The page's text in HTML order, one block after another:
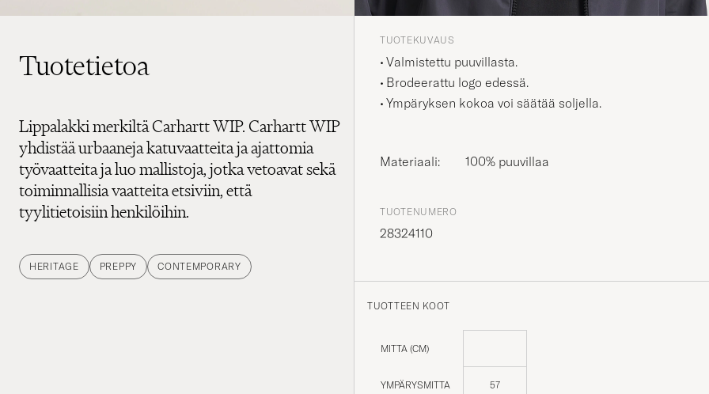
Tuotetietoa
Lippalakki merkiltä Carhartt WIP. Carhartt WIP
yhdistää urbaaneja katuvaatteita ja ajattomia
työvaatteita ja luo mallistoja, jotka vetoavat sekä
toiminnallisia vaatteita etsiviin, että
tyylitietoisiin henkilöihin.
HERITAGE PREPPY CONTEMPORARY
TUOTEKUVAUS
Valmistettu puuvillasta.
Brodeerattu logo edessä.
Ympäryksen kokoa voi säätää soljella.
Materiaali: 100% puuvillaa
TUOTENUMERO
28324110
TUOTTEEN KOOT
MITTA (CM)
YMPÄRYSMITTA 57